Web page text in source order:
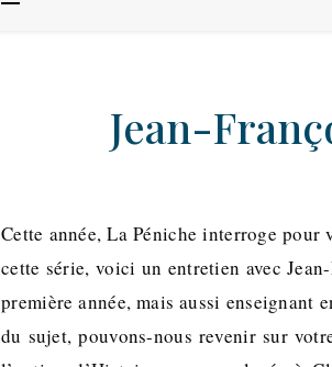
Jean-
Cette année, La Péniche interroge pour
cette série, voici un entretien avec
première année, mais aussi
du sujet, pouvons-nous revenir sur